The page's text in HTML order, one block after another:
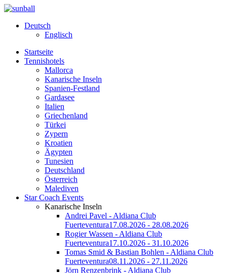
Deutsch
Englisch
Startseite
Tennishotels
Mallorca
Kanarische Inseln
Spanien-Festland
Gardasee
Italien
Griechenland
Türkei
Zypern
Kroatien
Ägypten
Tunesien
Deutschland
Österreich
Malediven
Star Coach Events
Kanarische Inseln
Andrei Pavel - Aldiana Club
Fuerteventura17.08.2026 - 28.08.2026
Rogier Wassen - Aldiana Club
Fuerteventura17.10.2026 - 31.10.2026
Tomas Smid & Bastian Bohlen - Aldiana Club
Fuerteventura08.11.2026 - 27.11.2026
Jörn Renzenbrink - Aldiana Club